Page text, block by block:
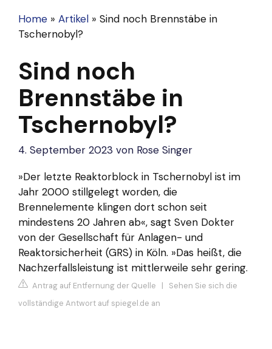
Home » Artikel » Sind noch Brennstäbe in
Tschernobyl?
Sind noch
Brennstäbe in
Tschernobyl?
4. September 2023 von Rose Singer
»Der letzte Reaktorblock in Tschernobyl ist im
Jahr 2000 stillgelegt worden, die
Brennelemente klingen dort schon seit
mindestens 20 Jahren ab«, sagt Sven Dokter
von der Gesellschaft für Anlagen- und
Reaktorsicherheit (GRS) in Köln. »Das heißt, die
Nachzerfallsleistung ist mittlerweile sehr gering.
Antrag auf Entfernung der Quelle | Sehen Sie sich die
vollständige Antwort auf spiegel.de an